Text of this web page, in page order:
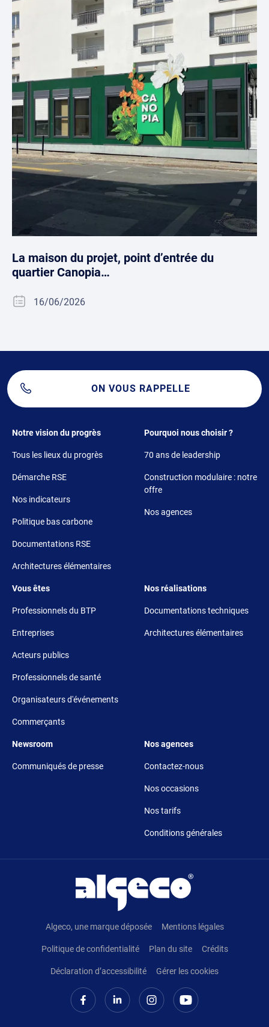
La maison du projet, point d’entrée du
quartier Canopia…
16/06/2026
ON VOUS RAPPELLE
Footer 1
Notre vision du progrès
Tous les lieux du progrès
Démarche RSE
Nos indicateurs
Politique bas carbone
Documentations RSE
Architectures élémentaires
Footer 2
Pourquoi nous choisir ?
70 ans de leadership
Construction modulaire : notre
offre
Nos agences
Footer 3
Vous êtes
Professionnels du BTP
Entreprises
Acteurs publics
Professionnels de santé
Organisateurs d'événements
Commerçants
Footer 4
Nos réalisations
Documentations techniques
Architectures élémentaires
Footer 5
Newsroom
Communiqués de presse
Footer 6
Nos agences
Contactez-nous
Nos occasions
Nos tarifs
Conditions générales
Algeco, une marque déposée Mentions légales
Politique de confidentialité Plan du site Crédits
Déclaration d’accessibilité Gérer les cookies